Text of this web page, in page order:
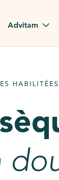
Advitam
dans la
notre FAQ
HABILITÉES